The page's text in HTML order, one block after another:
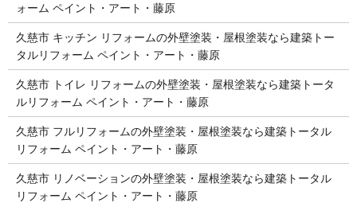
ォーム ペイント・アート・藤原
久慈市 キッチン リフォームの外壁塗装・屋根塗装なら建築トー
タルリフォーム ペイント・アート・藤原
久慈市 トイレ リフォームの外壁塗装・屋根塗装なら建築トータ
ルリフォーム ペイント・アート・藤原
久慈市 フルリフォームの外壁塗装・屋根塗装なら建築トータル
リフォーム ペイント・アート・藤原
久慈市 リノベーションの外壁塗装・屋根塗装なら建築トータル
リフォーム ペイント・アート・藤原